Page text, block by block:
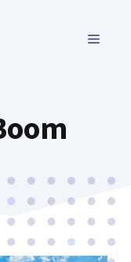
MENU